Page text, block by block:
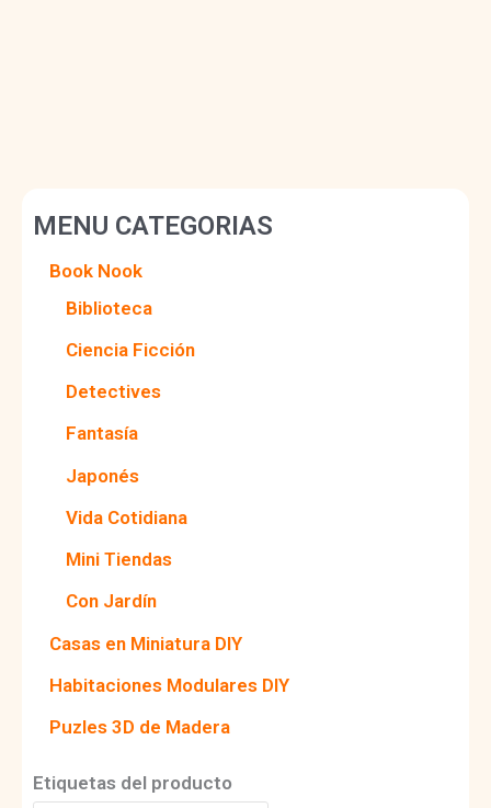
MENU CATEGORIAS
Book Nook
Biblioteca
Ciencia Ficción
Detectives
Fantasía
Japonés
Vida Cotidiana
Mini Tiendas
Con Jardín
Casas en Miniatura DIY
Habitaciones Modulares DIY
Puzles 3D de Madera
Etiquetas del producto